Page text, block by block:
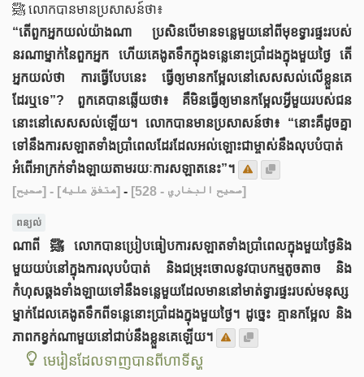
ﷺ លោកបានមានប្រសាសន៍ថា៖
“តើពួកអ្នកយល់យ៉ាងណា ប្រសិនបើមានទន្លេមួយនៅពីមុខទ្វារផ្ទះរបស់
នរណាម្នាក់នៃពួកអ្នក ហើយគេងូតទឹកក្នុងទន្លេនោះប្រាំដងក្នុងមួយថ្ងៃ តើ
អ្នកយល់ថា ការធ្វើបែបនេះ ធ្វើឲ្យមានកម្អែលនៅសេសសល់លើខ្លួនគេ
ដែរឬទេ”? ពួកគេបានឆ្លើយថា៖ គឺមិនធ្វើឲ្យមានកម្អែលអ្វីមួយរបស់ជន
នោះនៅសេសសល់ឡើយ។ លោកបានមានប្រសាសន៍ថា៖ “នោះគឺដូចគ្នា
ទៅនឹងការសឡាតទាំងប្រាំពេលដែរដែលអល់ឡោះជាម្ចាស់នឹងលុបបំបាត់
អំពើអាក្រក់ទាំងឡាយតាមរយៈការសឡាតនេះ”។
[صحيح]
- [متفق عليه] - [صحيح البخاري - 528]
ពន្យល់
ណាពី ﷺ លោកបានប្រៀបធៀបការសឡាតទាំងប្រាំពេលក្នុងមួយថ្ងៃនិង
មួយយប់នៅក្នុងការលុបបំបាត់ និងជម្រុះចោលនូវបាបកម្មតូចតាច និង
កំហុសឆ្គងទាំងឡាយទៅនឹងទន្លេមួយដែលមាននៅមាត់ទ្វារផ្ទះរបស់មនុស្ស
ម្នាក់ដែលគេងូតទឹកពីទន្លេនោះប្រាំដងក្នុងមួយថ្ងៃ។ ដូច្នេះ គ្មានកម្អែល និង
ភាពកខ្វក់ណាមួយនៅជាប់នឹងខ្លួនគេឡើយ។
មេរៀនដែលទាញបានពីហាទីស្ហ